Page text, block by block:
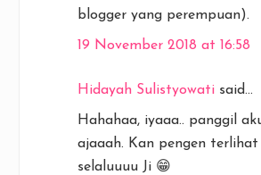
blogger yang perempuan).
19 November 2018 at 16:58
Hidayah Sulistyowati said...
Hahahaa, iyaaa.. panggil
ajaaah. Kan pengen
selaluuuu Ji 😁